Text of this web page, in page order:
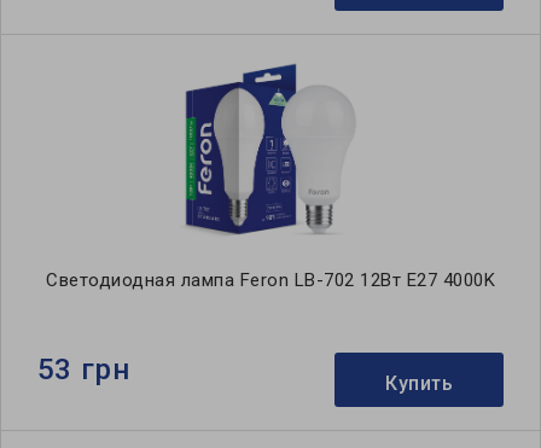
Светодиодная лампа Feron LB-702 12Вт E27 4000K
53 грн Купить